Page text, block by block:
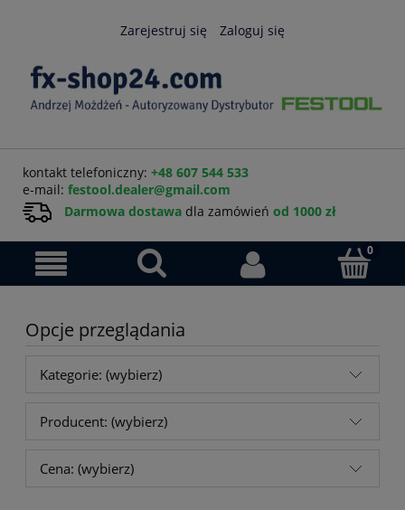
Zarejestruj się Zaloguj się
kontakt telefoniczny: +48 607 544 533
e-mail: festool.dealer@gmail.com
Darmowa dostawa dla zamówień od 1000 zł
Opcje przeglądania
Kategorie: (wybierz)
Producent: (wybierz)
Cena: (wybierz)